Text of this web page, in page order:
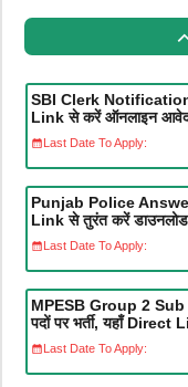
SBI Clerk Notification
Link से करें ऑनलाइन
Last Date To Apply:
Punjab Police
Link से तुरंत करें डाउनलोड
Last Date To Apply:
MPESB Group 2
पदों पर भर्ती, यहाँ
Last Date To Apply: